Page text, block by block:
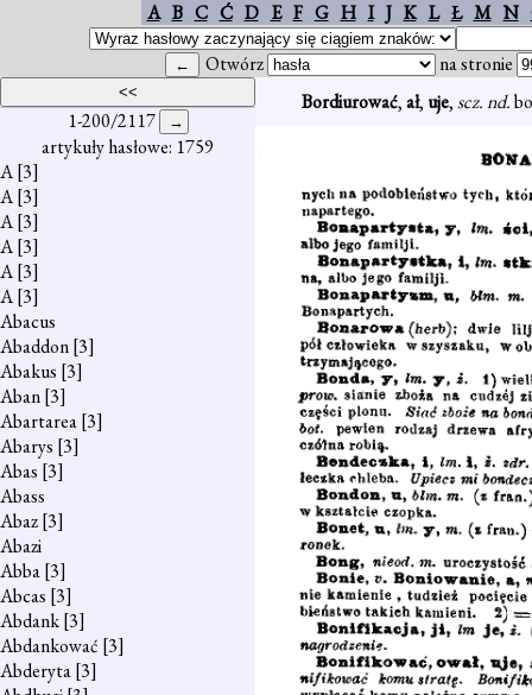
A B C Ć D E F G H I J K L Ł M N
Otwórz na stronie
1-200/2117
artykuły hasłowe: 1759
A[3]
A[3]
A[3]
A[3]
A[3]
A[3]
Abacus
Abaddon[3]
Abakus [3]
Aban[3]
Abartarea[3]
Abarys [3]
Abas [3]
Abass
Abaz[3]
Abazi
Abba[3]
Abcas [3]
Abdank[3]
Abdankować [3]
Abderyta[3]
Bordiurować,ał, uje,scz. nd.